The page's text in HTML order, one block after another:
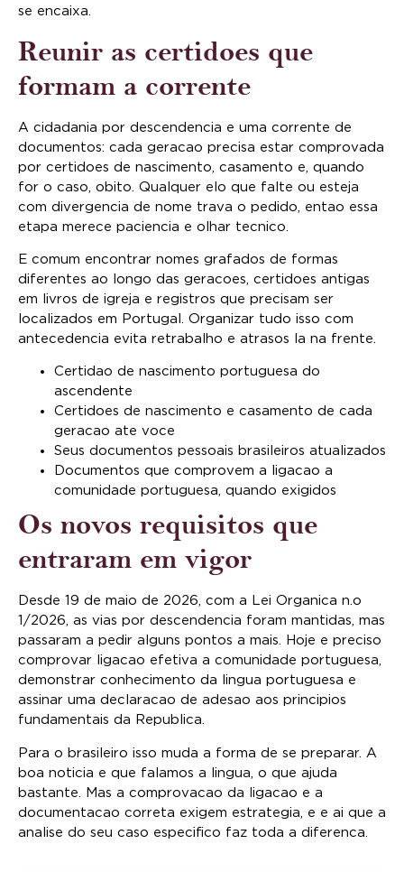
se encaixa.
Reunir as certidoes que
formam a corrente
A cidadania por descendencia e uma corrente de
documentos: cada geracao precisa estar comprovada
por certidoes de nascimento, casamento e, quando
for o caso, obito. Qualquer elo que falte ou esteja
com divergencia de nome trava o pedido, entao essa
etapa merece paciencia e olhar tecnico.
E comum encontrar nomes grafados de formas
diferentes ao longo das geracoes, certidoes antigas
em livros de igreja e registros que precisam ser
localizados em Portugal. Organizar tudo isso com
antecedencia evita retrabalho e atrasos la na frente.
Certidao de nascimento portuguesa do
ascendente
Certidoes de nascimento e casamento de cada
geracao ate voce
Seus documentos pessoais brasileiros atualizados
Documentos que comprovem a ligacao a
comunidade portuguesa, quando exigidos
Os novos requisitos que
entraram em vigor
Desde 19 de maio de 2026, com a Lei Organica n.o
1/2026, as vias por descendencia foram mantidas, mas
passaram a pedir alguns pontos a mais. Hoje e preciso
comprovar ligacao efetiva a comunidade portuguesa,
demonstrar conhecimento da lingua portuguesa e
assinar uma declaracao de adesao aos principios
fundamentais da Republica.
Para o brasileiro isso muda a forma de se preparar. A
boa noticia e que falamos a lingua, o que ajuda
bastante. Mas a comprovacao da ligacao e a
documentacao correta exigem estrategia, e e ai que a
analise do seu caso especifico faz toda a diferenca.